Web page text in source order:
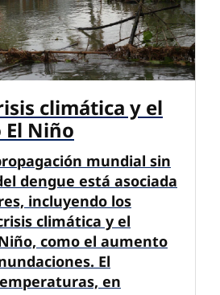
climática y el
El Niño
mundial sin
dengue está asociada
incluyendo los
climática y el
como el aumento
El
en